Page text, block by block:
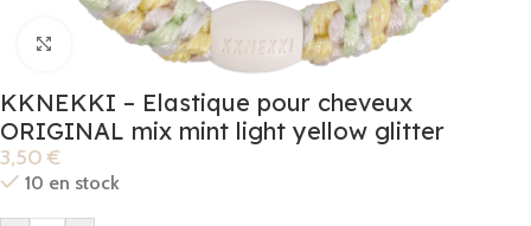
Click to enlarge
KKNEKKI – Elastique pour cheveux
ORIGINAL mix mint light yellow glitter
3,50€
10 en stock